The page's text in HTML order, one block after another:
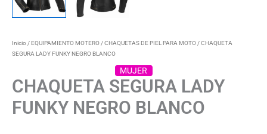
Inicio /EQUIPAMIENTO MOTERO /CHAQUETAS DE PIEL PARA MOTO / CHAQUETA
SEGURA LADY FUNKY NEGRO BLANCO
MUJER
CHAQUETA SEGURA LADY
FUNKY NEGRO BLANCO